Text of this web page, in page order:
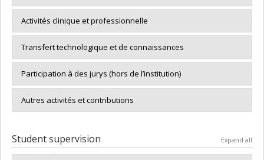
Activités clinique et professionnelle
Transfert technologique et de connaissances
Participation à des jurys (hors de l’institution)
Autres activités et contributions
Student supervision Expand all